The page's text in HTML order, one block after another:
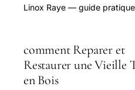
Linox Raye — guide
comment Reparer et
Restaurer une Vieille
en Bois